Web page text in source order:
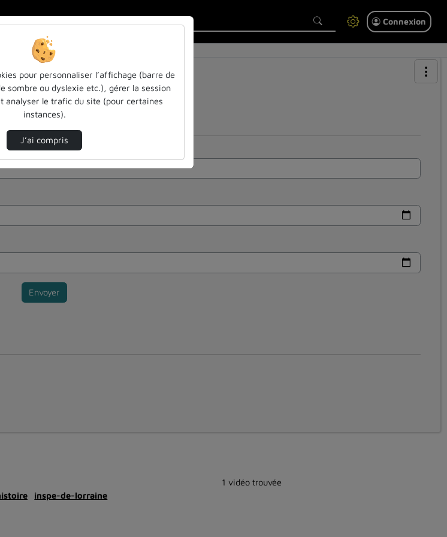
Connexion
Envoyer
inspe-de-lorraine
1 vidéo trouvée
pour personnaliser l’affichage (barre de
sombre ou dyslexie etc.), gérer la session
analyser le trafic du site (pour certaines
instances).
J’ai compris